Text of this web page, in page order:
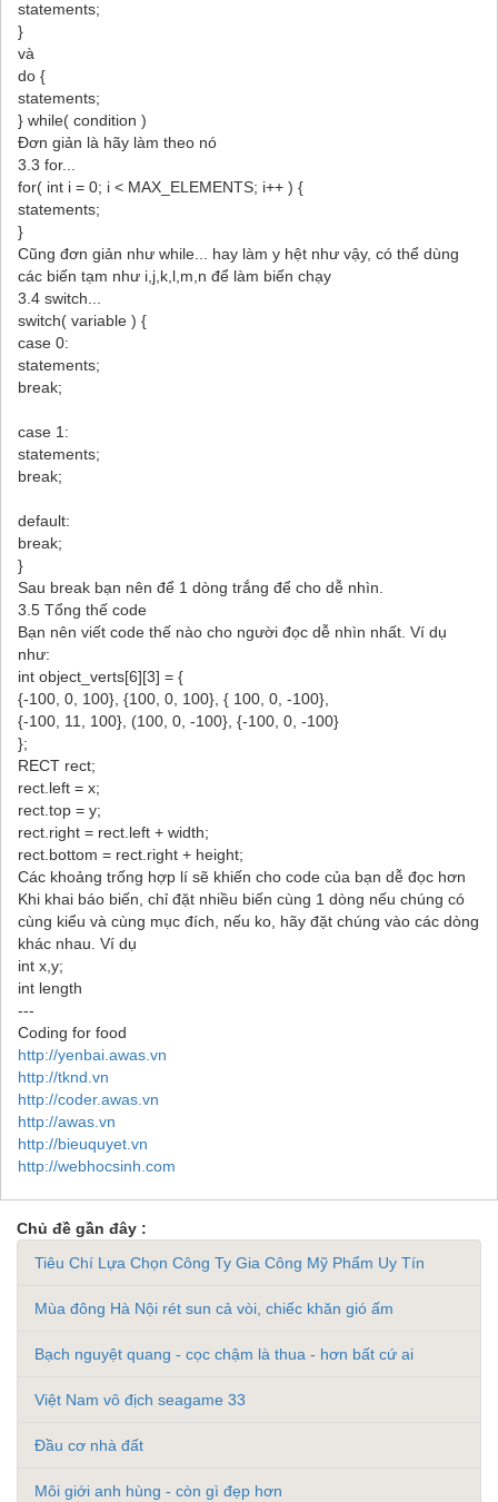
statements;
}
và
do {
statements;
} while( condition )
Đơn giản là hãy làm theo nó
3.3 for...
for( int i = 0; i < MAX_ELEMENTS; i++ ) {
statements;
}
Cũng đơn giản như while... hay làm y hệt như vậy, có thể dùng
các biến tạm như i,j,k,l,m,n để làm biến chạy
3.4 switch...
switch( variable ) {
case 0:
statements;
break;
case 1:
statements;
break;
default:
break;
}
Sau break bạn nên để 1 dòng trắng để cho dễ nhìn.
3.5 Tổng thế code
Bạn nên viết code thế nào cho người đọc dễ nhìn nhất. Ví dụ
như:
int object_verts[6][3] = {
{-100, 0, 100}, {100, 0, 100}, { 100, 0, -100},
{-100, 11, 100}, (100, 0, -100}, {-100, 0, -100}
};
RECT rect;
rect.left = x;
rect.top = y;
rect.right = rect.left + width;
rect.bottom = rect.right + height;
Các khoảng trống hợp lí sẽ khiến cho code của bạn dễ đọc hơn
Khi khai báo biến, chỉ đặt nhiều biến cùng 1 dòng nếu chúng có
cùng kiểu và cùng mục đích, nếu ko, hãy đặt chúng vào các dòng
khác nhau. Ví dụ
int x,y;
int length
---
Coding for food
http://yenbai.awas.vn
http://tknd.vn
http://coder.awas.vn
http://awas.vn
http://bieuquyet.vn
http://webhocsinh.com
Chủ đề gần đây :
Tiêu Chí Lựa Chọn Công Ty Gia Công Mỹ Phẩm Uy Tín
Mùa đông Hà Nội rét sun cả vòi, chiếc khăn gió ấm
Bạch nguyệt quang - cọc chậm là thua - hơn bất cứ ai
Việt Nam vô địch seagame 33
Đầu cơ nhà đất
Môi giới anh hùng - còn gì đẹp hơn